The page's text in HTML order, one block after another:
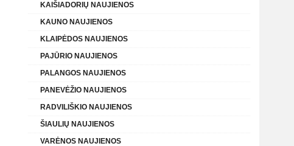
KAIŠIADORIŲ NAUJIENOS
KAUNO NAUJIENOS
KLAIPĖDOS NAUJIENOS
PAJŪRIO NAUJIENOS
PALANGOS NAUJIENOS
PANEVĖŽIO NAUJIENOS
RADVILIŠKIO NAUJIENOS
ŠIAULIŲ NAUJIENOS
VARĖNOS NAUJIENOS